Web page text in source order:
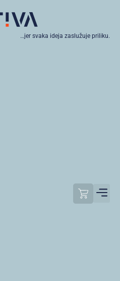
…jer svaka ideja zaslužuje priliku.